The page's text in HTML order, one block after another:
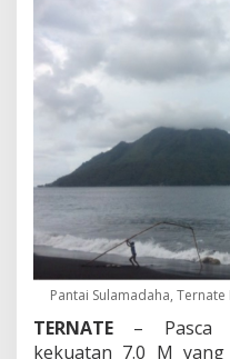
0
I
K
a
s
i
a
n
a
r
Pantai Sulamadaha,
TERNATE – Pasca
kekuatan 7.0 M